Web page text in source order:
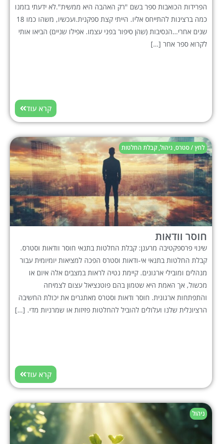
הפרידות הכואבות ספר בשם "רק האהבה היא ממשית".לא ידעתי בזמנו
כמה ברצינות להתייחס אליו. הייתי קצת ספקנית.ועכשיו, משהו כמו 18
שנים אחרי…הנסיבות (שהן סיפור בפני עצמו. אפילו שניים) הביאו אותי
לקרוא ספר אחר […]
קרא עוד
לחץ / סטרס, ניהול, קבלת החלטות
חוסר וודאות
שינוי פרספקטיבה מרענן: קבלת החלטות בתנאי חוסר וודאות וסטרס.
קבלת החלטות בתנאי אי-ודאות וסטרס הפכה למציאות יומיומית עבור
מנהלים ומובילי ארגונים. קיימת נטיה לראות במצבים אלה איום או
מכשול, אך האמת היא שטמון בהם פוטנציאל עצום לצמיחה
והתפתחות ארגונית. חוסר ודאות וסטרס מאתגרים את יכולת החשיבה
הרציונלית שלנו ועלולים להוביל להחלטות פזיזות או שמרניות מדי. […]
קרא עוד
ניהול